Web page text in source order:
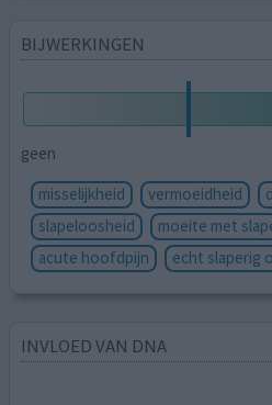
BIJWERKINGEN
geen
misselijkheid
vermoeidheid
slapeloosheid
moeite met
acute hoofdpijn
echt slaperig
INVLOED VAN DNA